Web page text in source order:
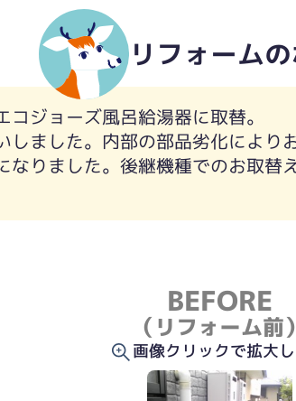
リフォーム
ジョーズ風呂給湯器に取替。
しました。内部の部品劣化により
なりました。後継機種でのお取替
BEFORE
（リフォーム前）
画像クリックで拡大